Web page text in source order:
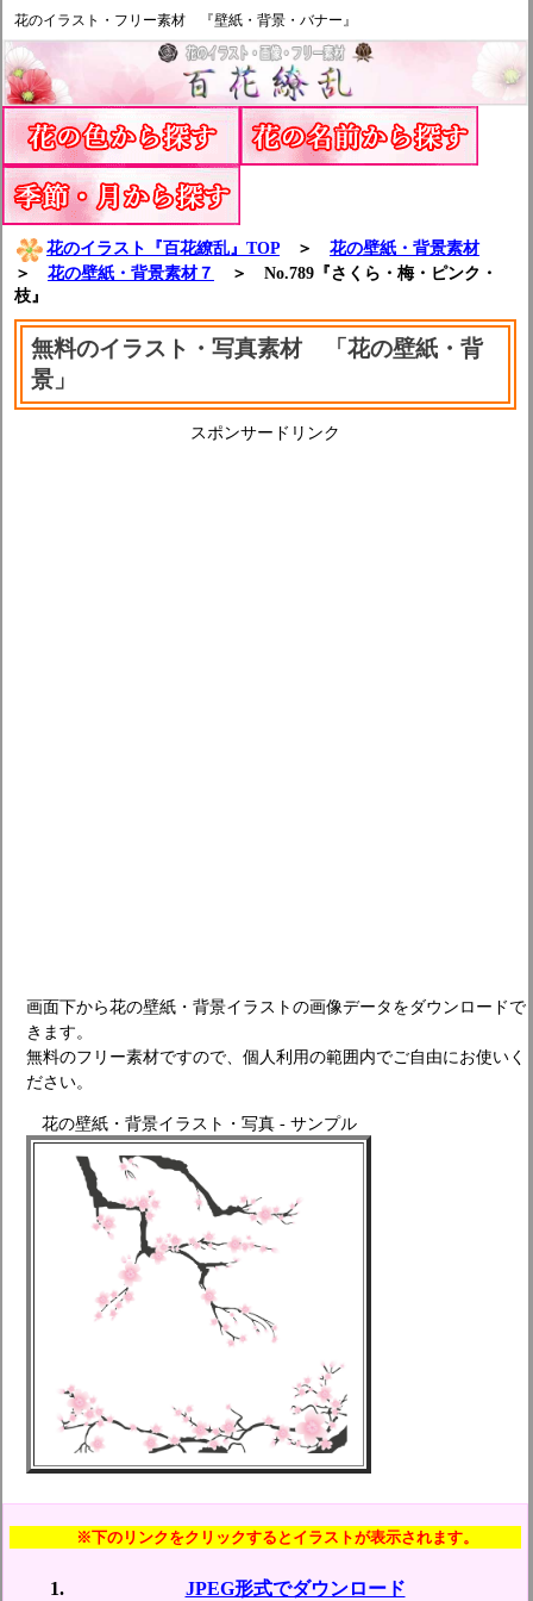
花のイラスト・フリー素材 『壁紙・背景・バナー』
花のイラスト『百花繚乱』TOP ＞ 花の壁紙・背景素材
＞ 花の壁紙・背景素材７
＞ No.789『さくら・梅・ピンク・
枝』
無料のイラスト・写真素材 「花の壁紙・背
景」
スポンサードリンク
画面下から花の壁紙・背景イラストの画像データをダウンロードで
きます。
無料のフリー素材ですので、個人利用の範囲内でご自由にお使いく
ださい。
花の壁紙・背景イラスト・写真 - サンプル
※下のリンクをクリックするとイラストが表示されます。
JPEG形式でダウンロード